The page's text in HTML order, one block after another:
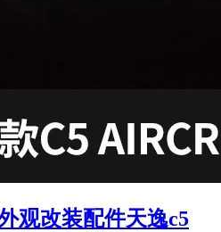
观改装配件天逸c5